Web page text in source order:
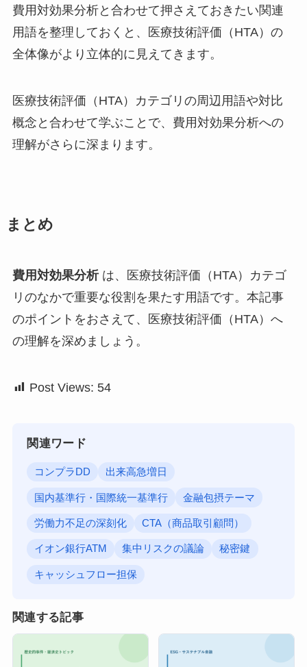
費用対効果分析と合わせて押さえておきたい関連
用語を整理しておくと、医療技術評価（HTA）の
全体像がより立体的に見えてきます。
医療技術評価（HTA）カテゴリの周辺用語や対比
概念と合わせて学ぶことで、費用対効果分析への
理解がさらに深まります。
まとめ
費用対効果分析は、医療技術評価（HTA）カテゴ
リのなかで重要な役割を果たす用語です。本記事
のポイントをおさえて、医療技術評価（HTA）へ
の理解を深めましょう。
Post Views: 54
関連ワード
コンプラDD 出来高急増日
国内基準行・国際統一基準行 金融包摂テーマ
労働力不足の深刻化 CTA（商品取引顧問）
イオン銀行ATM 集中リスクの議論 秘密鍵
キャッシュフロー担保
関連する記事